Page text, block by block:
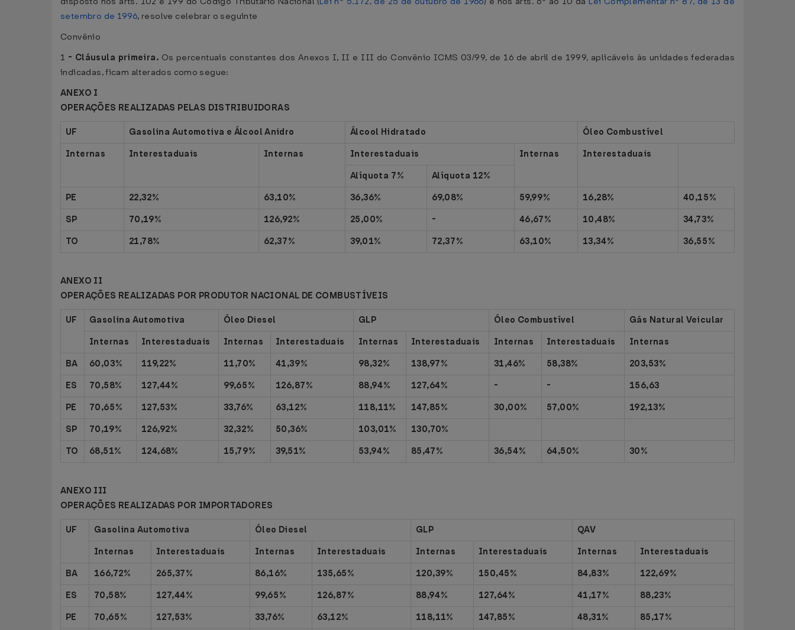
setembro de 1996, resolve celebrar o seguinte
Convênio
1 - Cláusula primeira. Os percentuais constantes dos Anexos I, II e III do Convênio ICMS 03/99, de 16 de abril de 1999, aplicáveis às unidades federadas
indicadas, ficam alterados como segue:
ANEXO I
OPERAÇÕES REALIZADAS PELAS DISTRIBUIDORAS
UF Gasolina Automotiva e Álcool Anidro Álcool Hidratado
Óleo Combustível
Internas
Interestaduais Internas Interestaduais Internas
Interestaduais
Alíquota 7%
Alíquota 12%
PE
22,32% 63,10% 36,36% 69,08% 59,99% 16,28%
40,15%
SP
70,19% 126,92% 25,00% - 46,67% 10,48%
34,73%
TO
21,78% 62,37% 39,01% 72,37% 63,10% 13,34% 36,55%
ANEXO II
OPERAÇÕES REALIZADAS POR PRODUTOR NACIONAL DE COMBUSTÍVEIS
UF Gasolina Automotiva Óleo Diesel GLP Óleo Combustível
Gás Natural Veicular
Internas
Interestaduais Internas Interestaduais Internas Interestaduais Internas Interestaduais
Internas
BA
60,03% 119,22% 11,70% 41,39% 98,32% 138,97% 31,46% 58,38%
203,53%
ES
70,58% 127,44% 99,65% 126,87% 88,94% 127,64% - -
156,63
PE
70,65% 127,53% 33,76% 63,12% 118,11% 147,85% 30,00% 57,00%
192,13%
SP
70,19% 126,92% 32,32% 50,36% 103,01%
130,70%
TO
68,51% 124,68% 15,79% 39,51% 53,94% 85,47% 36,54% 64,50% 30%
ANEXO III
OPERAÇÕES REALIZADAS POR IMPORTADORES
UF Gasolina Automotiva Óleo Diesel GLP
QAV
Internas
Interestaduais Internas Interestaduais Internas Interestaduais Internas
Interestaduais
BA
166,72% 265,37% 86,16% 135,65% 120,39% 150,45% 84,83%
122,69%
ES
70,58% 127,44% 99,65% 126,87% 88,94% 127,64% 41,17%
88,23%
PE
70,65% 127,53% 33,76% 63,12% 118,11% 147,85% 48,31%
85,17%